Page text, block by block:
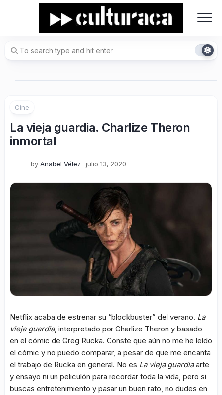
Cine
La vieja guardia. Charlize Theron
inmortal
by Anabel Vélez julio 13, 2020
Netflix acaba de estrenar su “blockbuster” del verano. La
vieja guardia, interpretado por Charlize Theron y basado
en el cómic de Greg Rucka. Conste que aún no me he leído
el cómic y no puedo comparar, a pesar de que me encanta
el trabajo de Rucka en general. No es La vieja guardiaarte
y ensayo ni un peliculón para recordar toda la vida, pero si
buscas entretenimiento y pasar un buen rato, no dudes en